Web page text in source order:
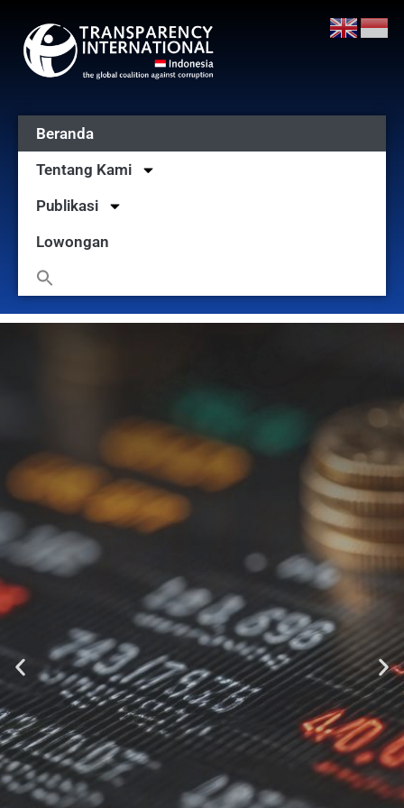
Beranda
Tentang Kami
Publikasi
Lowongan